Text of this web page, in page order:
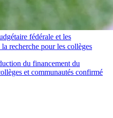
fédérale et les
recherche pour les collèges
du financement du
et communautés confirmé